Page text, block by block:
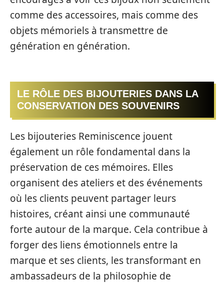
comme des accessoires, mais comme des
objets mémoriels à transmettre de
génération en génération.
LE RÔLE DES BIJOUTERIES DANS LA
CONSERVATION DES SOUVENIRS
Les bijouteries Reminiscence jouent
également un rôle fondamental dans la
préservation de ces mémoires. Elles
organisent des ateliers et des événements
où les clients peuvent partager leurs
histoires, créant ainsi une communauté
forte autour de la marque. Cela contribue à
forger des liens émotionnels entre la
marque et ses clients, les transformant en
ambassadeurs de la philosophie de